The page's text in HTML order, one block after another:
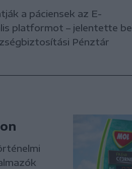
a páciensek az E-
platformot – jelentette be
Pénztár